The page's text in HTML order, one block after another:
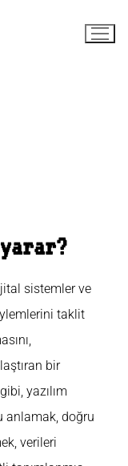
sistemler ve
taklit
bir
yazılım
anlamak, doğru
verileri